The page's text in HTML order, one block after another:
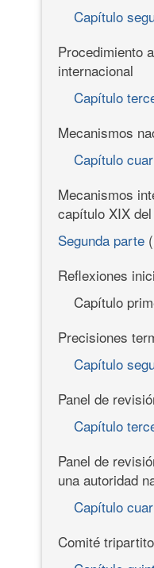
Capítulo
Procedimiento
internacional
Capítulo
Mecanismos
Capítulo
Mecanismos
capítulo XIX
Segunda parte
Reflexiones
Capítulo
Precisiones
Capítulo
Panel de
Capítulo
Panel de
una autoridad
Capítulo
Comité